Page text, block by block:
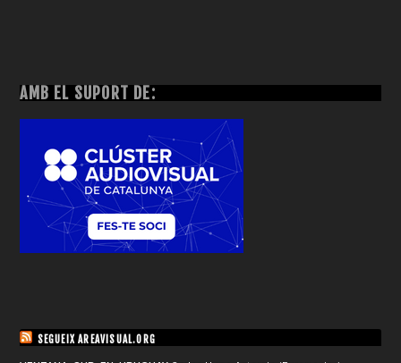
AMB EL SUPORT DE:
SEGUEIX AREAVISUAL.ORG